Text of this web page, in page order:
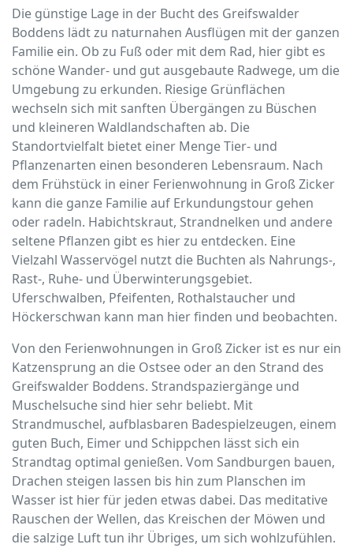
Die günstige Lage in der Bucht des Greifswalder
Boddens lädt zu naturnahen Ausflügen mit der ganzen
Familie ein. Ob zu Fuß oder mit dem Rad, hier gibt es
schöne Wander- und gut ausgebaute Radwege, um die
Umgebung zu erkunden. Riesige Grünflächen
wechseln sich mit sanften Übergängen zu Büschen
und kleineren Waldlandschaften ab. Die
Standortvielfalt bietet einer Menge Tier- und
Pflanzenarten einen besonderen Lebensraum. Nach
dem Frühstück in einer Ferienwohnung in Groß Zicker
kann die ganze Familie auf Erkundungstour gehen
oder radeln. Habichtskraut, Strandnelken und andere
seltene Pflanzen gibt es hier zu entdecken. Eine
Vielzahl Wasservögel nutzt die Buchten als Nahrungs-,
Rast-, Ruhe- und Überwinterungsgebiet.
Uferschwalben, Pfeifenten, Rothalstaucher und
Höckerschwan kann man hier finden und beobachten.
Von den Ferienwohnungen in Groß Zicker ist es nur ein
Katzensprung an die Ostsee oder an den Strand des
Greifswalder Boddens. Strandspaziergänge und
Muschelsuche sind hier sehr beliebt. Mit
Strandmuschel, aufblasbaren Badespielzeugen, einem
guten Buch, Eimer und Schippchen lässt sich ein
Strandtag optimal genießen. Vom Sandburgen bauen,
Drachen steigen lassen bis hin zum Planschen im
Wasser ist hier für jeden etwas dabei. Das meditative
Rauschen der Wellen, das Kreischen der Möwen und
die salzige Luft tun ihr Übriges, um sich wohlzufühlen.